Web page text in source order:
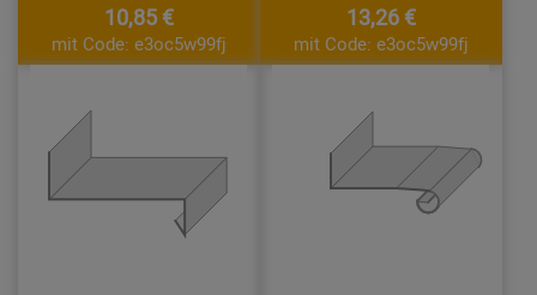
10,85 €
mit Code: e3oc5w99fj
13,26 €
mit Code: e3oc5w99fj